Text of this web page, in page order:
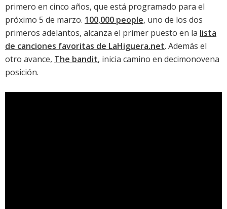
primero en cinco años, que está programado para el
próximo 5 de marzo. 100,000 people, uno de los dos
primeros adelantos, alcanza el primer puesto en la lista
de canciones favoritas de LaHiguera.net. Además el
otro avance, The bandit, inicia camino en decimonovena
posición.